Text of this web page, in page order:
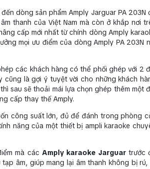
dòng sản phẩm Amply Jarguar PA 203N
thanh của Việt Nam mà còn ở khắp nơi
cấp mới nhất từ chính dòng Amply
mọi ưu điểm của dòng Amply PA 203N
các khách hàng có thể phối ghép với 2
cũng là gợi ý tuyệt vời cho những khách
sau sẽ thoải mái lựa chọn ghép thêm một
cấp thay thế Amply.
công suất lớn, đủ để đánh trong phòng
năng của một thiết bị ampli karaoke
mà các Amply karaoke Jarguartrước
âm, giúp mang lại âm thanh không bị rú,